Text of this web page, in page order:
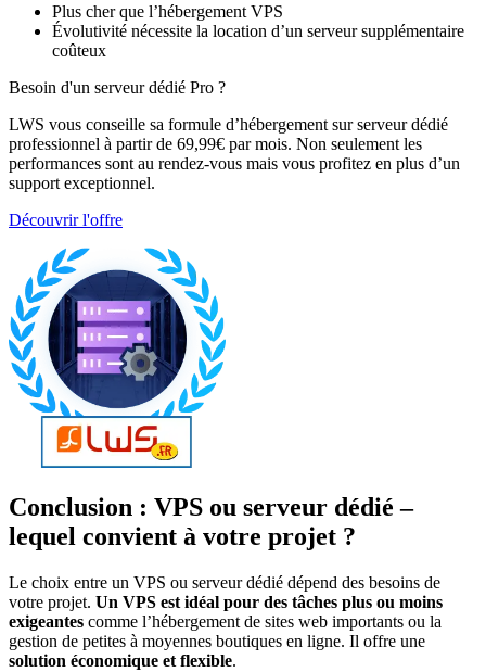
Plus cher que l’hébergement VPS
Évolutivité nécessite la location d’un serveur supplémentaire
coûteux
Besoin d'un serveur dédié Pro ?
LWS vous conseille sa formule d’hébergement sur serveur dédié
professionnel à partir de 69,99€ par mois. Non seulement les
performances sont au rendez-vous mais vous profitez en plus d’un
support exceptionnel.
Découvrir l'offre
Conclusion : VPS ou serveur dédié –
lequel convient à votre projet ?
Le choix entre un VPS ou serveur dédié dépend des besoins de
votre projet. Un VPS est idéal pour des tâches plus ou moins
exigeantes comme l’hébergement de sites web importants ou la
gestion de petites à moyennes boutiques en ligne. Il offre une
solution économique et flexible.